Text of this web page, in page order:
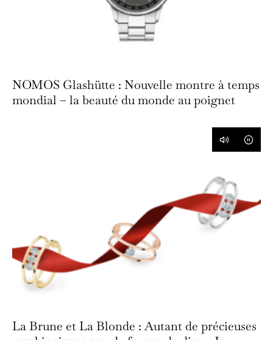
NOMOS Glashütte : Nouvelle montre à temps
mondial – la beauté du monde au poignet
La Brune et La Blonde : Autant de précieuses